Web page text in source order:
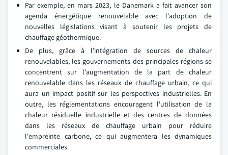
Par exemple, en mars 2023, le Danemark a fait avancer son
agenda énergétique renouvelable avec l'adoption de
nouvelles législations visant à soutenir les projets de
chauffage géothermique.
De plus, grâce à l'intégration de sources de chaleur
renouvelables, les gouvernements des principales régions se
concentrent sur l'augmentation de la part de chaleur
renouvelable dans les réseaux de chauffage urbain, ce qui
aura un impact positif sur les perspectives industrielles. En
outre, les réglementations encouragent l'utilisation de la
chaleur résiduelle industrielle et des centres de données
dans les réseaux de chauffage urbain pour réduire
l'empreinte carbone, ce qui augmentera les dynamiques
commerciales.